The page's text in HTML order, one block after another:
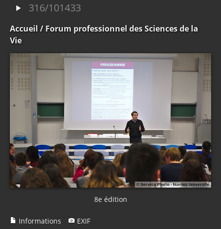
316/101433
Accueil / Forum professionnel des Sciences de la
Vie
8e édition
Informations EXIF